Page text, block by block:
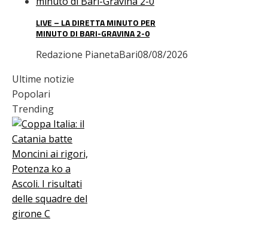
LIVE – LA DIRETTA MINUTO PER
MINUTO DI BARI-GRAVINA 2-0
Redazione PianetaBari08/08/2026
Ultime notizie
Popolari
Trending